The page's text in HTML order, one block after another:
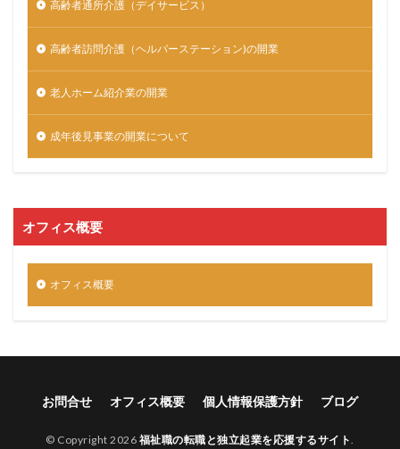
高齢者通所介護（デイサービス）
高齢者訪問介護（ヘルパーステーション)の開業
老人ホーム紹介業の開業
成年後見事業の開業について
オフィス概要
オフィス概要
お問合せ オフィス概要 個人情報保護方針 ブログ
© Copyright 2026 福祉職の転職と独立起業を応援するサイト.